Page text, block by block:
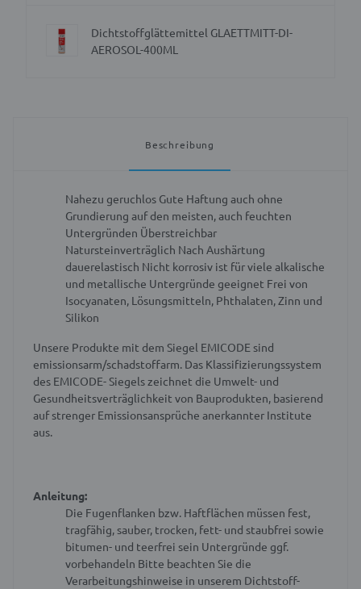
Dichtstoffglättemittel GLAETTMITT-DI-
AEROSOL-400ML
Beschreibung
Nahezu geruchlos Gute Haftung auch ohne
Grundierung auf den meisten, auch feuchten
Untergründen Überstreichbar
Natursteinverträglich Nach Aushärtung
dauerelastisch Nicht korrosiv ist für viele alkalische
und metallische Untergründe geeignet Frei von
Isocyanaten, Lösungsmitteln, Phthalaten, Zinn und
Silikon
Unsere Produkte mit dem Siegel EMICODE sind
emissionsarm/schadstoffarm. Das Klassifizierungssystem
des EMICODE- Siegels zeichnet die Umwelt- und
Gesundheitsverträglichkeit von Bauprodukten, basierend
auf strenger Emissionsansprüche anerkannter Institute
aus.
Anleitung:
Die Fugenflanken bzw. Haftflächen müssen fest,
tragfähig, sauber, trocken, fett- und staubfrei sowie
bitumen- und teerfrei sein Untergründe ggf.
vorbehandeln Bitte beachten Sie die
Verarbeitungshinweise in unserem Dichtstoff-